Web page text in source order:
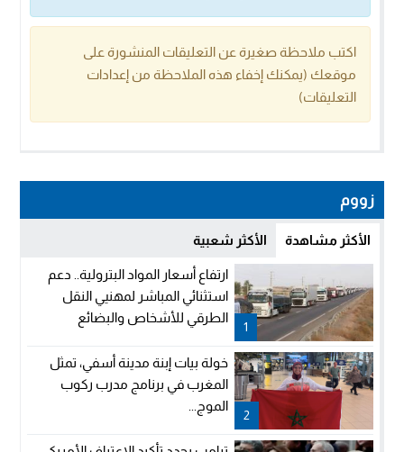
اكتب ملاحظة صغيرة عن التعليقات المنشورة على
موقعك (يمكنك إخفاء هذه الملاحظة من إعدادات
التعليقات)
زووم
الأكثر مشاهدة الأكثر شعبية
1
ارتفاع أسعار المواد البترولية.. دعم
استثنائي المباشر لمهنيي النقل
الطرقي للأشخاص والبضائع
2
خولة بيات إبنة مدينة أسفي، تمثل
المغرب في برنامج مدرب ركوب
الموج...